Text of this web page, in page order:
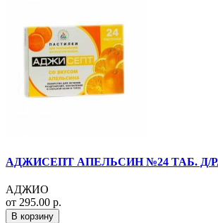
АДЖИСЕПТ АПЕЛЬСИН №24 ТАБ. Д/
АДЖИО
от 295.00 р.
В корзину